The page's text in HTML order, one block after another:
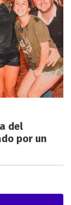
del
por un